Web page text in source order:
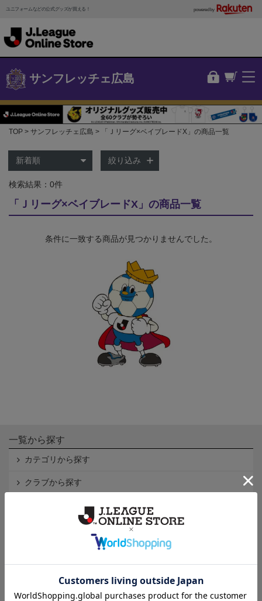
ユニフォームなどの公式グッズが買える！ powered by
サンフレッチェ広島
TOP サンフレッチェ広島 「Ｊリーグ×ベイブレードX」の商品一覧
絞り込み
検索結果：0件
「Ｊリーグ×ベイブレードX」の商品一覧
条件に一致する商品が見つかりませんでした。
一覧から探す
カテゴリから探す
クラブから探す
Ｊ2
Ｊリーグオンラインストアとは
個人情報保護方針